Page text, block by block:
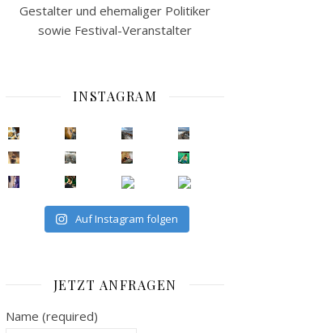
Gestalter und ehemaliger Politiker
sowie Festival-Veranstalter
INSTAGRAM
Auf Instagram folgen
JETZT ANFRAGEN
Name (required)